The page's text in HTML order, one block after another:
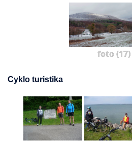
foto (17)
Cyklo turistika